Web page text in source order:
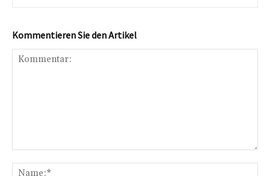
Kommentieren Sie den Artikel